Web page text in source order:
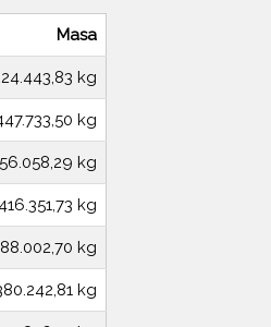
Masa
kg
kg
kg
kg
kg
kg